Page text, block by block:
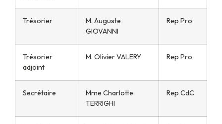
Trésorier
M. Auguste
GIOVANNI
Rep Pro
Trésorier
adjoint
M. Olivier VALERY Rep Pro
Secrétaire
Mme Charlotte
TERRIGHI
Rep CdC